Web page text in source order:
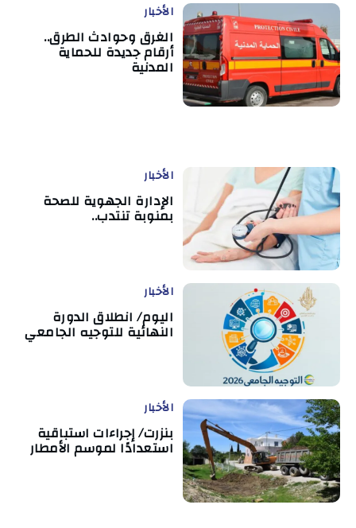
الأخبار
الغرق وحوادث الطرق..
أرقام جديدة للحماية
المدنية
الأخبار
الإدارة الجهوية للصحة
بمنوبة تنتدب..
الأخبار
اليوم/ انطلاق الدورة
النهائية للتوجيه الجامعي
الأخبار
بنزرت/ إجراءات استباقية
استعدادًا لموسم الأمطار